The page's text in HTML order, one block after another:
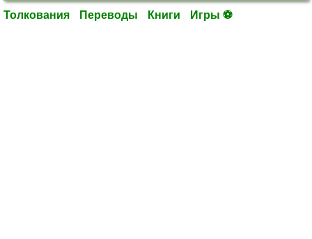
Толкования Переводы Книги Игры ⚽